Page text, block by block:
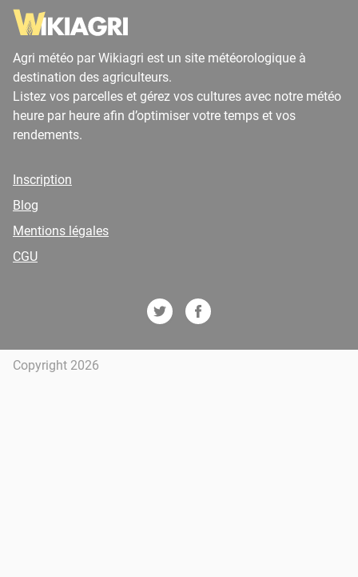
Agri météo par Wikiagri est un site météorologique à
destination des agriculteurs.
Listez vos parcelles et gérez vos cultures avec notre météo
heure par heure afin d’optimiser votre temps et vos
rendements.
Inscription
Blog
Mentions légales
CGU
Copyright 2026